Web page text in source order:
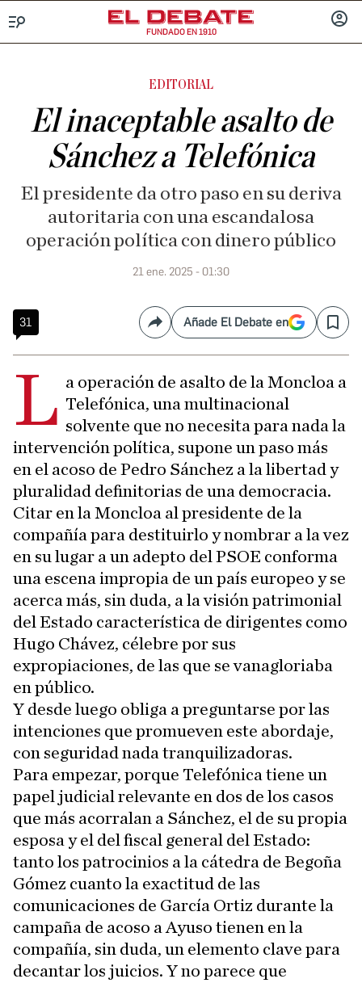
FUNDADO EN 1910
EDITORIAL
El inaceptable asalto de
Sánchez a Telefónica
El presidente da otro paso en su deriva
autoritaria con una escandalosa
operación política con dinero público
21 ene. 2025 - 01:30
31 CompartirAñade El Debate en Save
L a operación de asalto de la Moncloa a
Telefónica, una multinacional
solvente que no necesita para nada la
intervención política, supone un paso más
en el acoso de Pedro Sánchez a la libertad y
pluralidad definitorias de una democracia.
Citar en la Moncloa al presidente de la
compañía para destituirlo y nombrar a la vez
en su lugar a un adepto del PSOE conforma
una escena impropia de un país europeo y se
acerca más, sin duda, a la visión patrimonial
del Estado característica de dirigentes como
Hugo Chávez, célebre por sus
expropiaciones, de las que se vanagloriaba
en público.
Y desde luego obliga a preguntarse por las
intenciones que promueven este abordaje,
con seguridad nada tranquilizadoras.
Para empezar, porque Telefónica tiene un
papel judicial relevante en dos de los casos
que más acorralan a Sánchez, el de su propia
esposa y el del fiscal general del Estado:
tanto los patrocinios a la cátedra de Begoña
Gómez cuanto la exactitud de las
comunicaciones de García Ortiz durante la
campaña de acoso a Ayuso tienen en la
compañía, sin duda, un elemento clave para
decantar los juicios. Y no parece que